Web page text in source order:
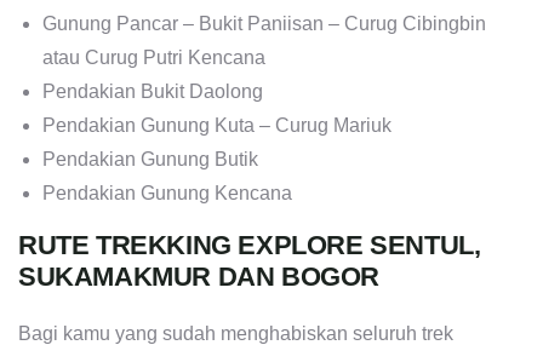
Gunung Pancar – Bukit Paniisan – Curug Cibingbin
atau Curug Putri Kencana
Pendakian Bukit Daolong
Pendakian Gunung Kuta – Curug Mariuk
Pendakian Gunung Butik
Pendakian Gunung Kencana
RUTE TREKKING EXPLORE SENTUL,
SUKAMAKMUR DAN BOGOR
Bagi kamu yang sudah menghabiskan seluruh trek